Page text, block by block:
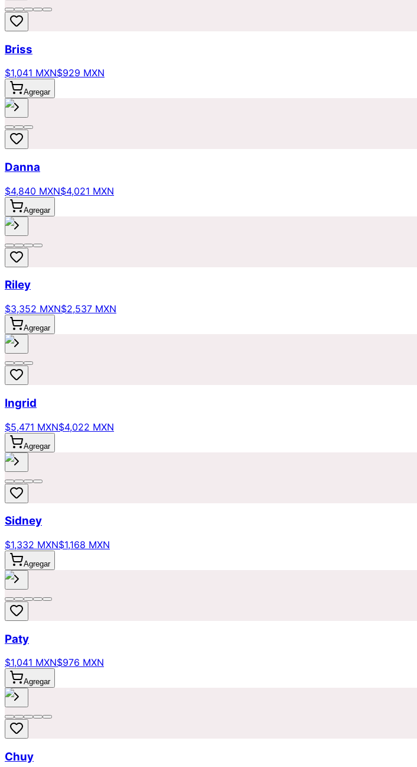
Briss
$1,041 MXN$929 MXN
Agregar
Danna
$4,840 MXN$4,021 MXN
Agregar
Riley
$3,352 MXN$2,537 MXN
Agregar
Ingrid
$5,471 MXN$4,022 MXN
Agregar
Sidney
$1,332 MXN$1,168 MXN
Agregar
Paty
$1,041 MXN$976 MXN
Agregar
Chuy